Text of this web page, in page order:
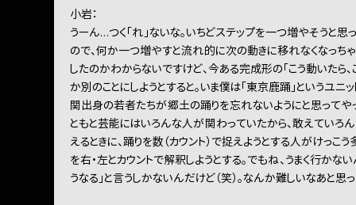
小岩：
うーん…つく「れ」ないな。いちどステップを一つ増やそうと思
ので、何か一つ増やすと流れ的に次の動きに移れなくなっち
したのかわからないですけど、今ある完成形の「こう動いたら
か別のことにしようとすると。いま僕は「東京鹿踊」というユ
関出身の若者たちが郷土の踊りを忘れないようにと思ってや
ともと芸能にはいろんな人が関わっていたから、敢えていろ
えるときに、踊りを数（カウント）で捉えようとする人がけっこ
を右・左とカウントで解釈しようとする。でもね、うまく行かな
うなる」と言うしかないんだけど（笑）。なんか難しいなあと思っ